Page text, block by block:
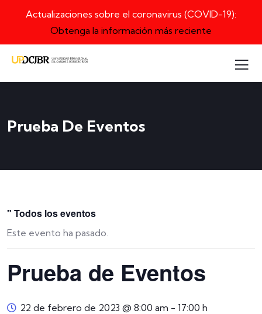
Actualizaciones sobre el coronavirus (COVID-19):
Obtenga la información más reciente
Prueba De Eventos
" Todos los eventos
Este evento ha pasado.
Prueba de Eventos
22 de febrero de 2023 @ 8:00 am - 17:00 h